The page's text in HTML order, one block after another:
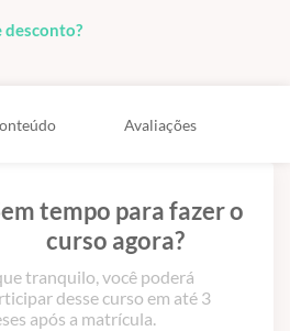
desconto?
Avaliações
tempo para fazer o
curso agora?
tranquilo, você poderá
desse curso em até 3
após a matrícula.